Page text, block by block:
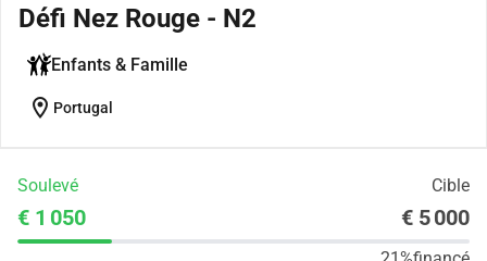
Défi Nez Rouge - N2
Enfants & Famille
location_on Portugal
Soulevé Cible
€ 1 050 € 5 000